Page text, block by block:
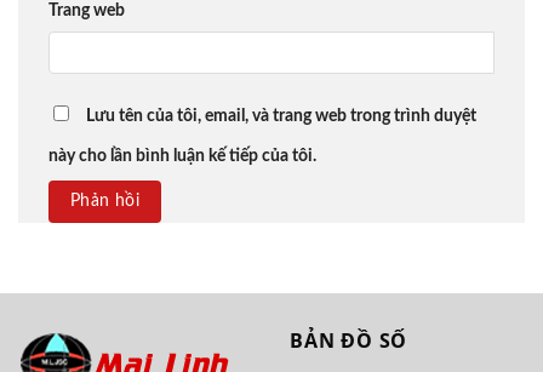
Trang web
Lưu tên của tôi, email, và trang web trong trình duyệt
này cho lần bình luận kế tiếp của tôi.
BẢN ĐỒ SỐ